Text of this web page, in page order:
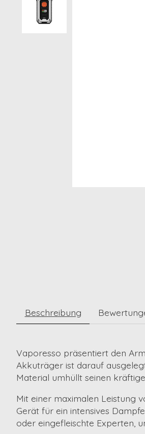
Beschreibung
Vaporesso präsentiert den
Akkuträger ist darauf
Material umhüllt seinen
Mit einer maximalen Leistung
Gerät für ein intensives
oder eingefleischte Experten,